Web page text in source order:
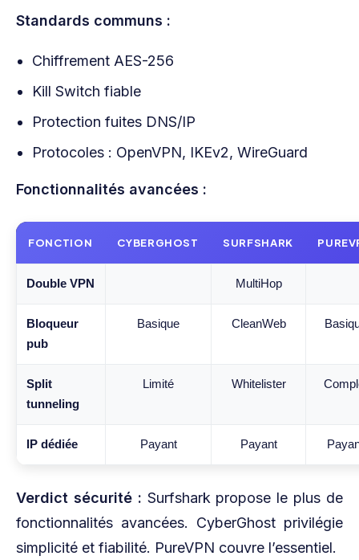
Standards communs :
Chiffrement AES-256
Kill Switch fiable
Protection fuites DNS/IP
Protocoles : OpenVPN, IKEv2, WireGuard
Fonctionnalités avancées :
FONCTION CYBERGHOST SURFSHARK
Double VPN MultiHop
Bloqueur
pub
Basique CleanWeb
Split
tunneling
Limité Whitelister
IP dédiée Payant Payant
Verdict sécurité : Surfshark propose le plus de
fonctionnalités avancées. CyberGhost privilégie
simplicité et fiabilité. PureVPN couvre l’essentiel.